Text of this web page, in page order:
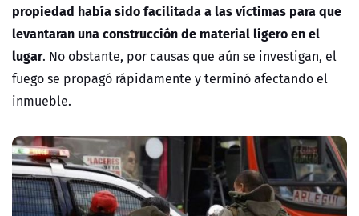
propiedad había sido facilitada a las víctimas para que
levantaran una construcción de material ligero en el
lugar. No obstante, por causas que aún se investigan, el
fuego se propagó rápidamente y terminó afectando el
inmueble.